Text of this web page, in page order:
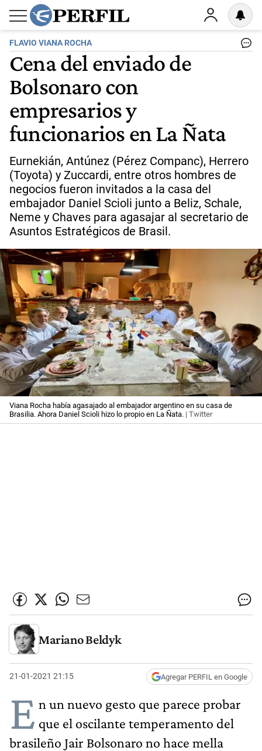
FLAVIO VIANA ROCHA
Cena del enviado de
Bolsonaro con
empresarios y
funcionarios en La Ñata
Eurnekián, Antúnez (Pérez Companc), Herrero
(Toyota) y Zuccardi, entre otros hombres de
negocios fueron invitados a la casa del
embajador Daniel Scioli junto a Beliz, Schale,
Neme y Chaves para agasajar al secretario de
Asuntos Estratégicos de Brasil.
Viana Rocha había agasajado al embajador argentino en su casa de
Brasilia. Ahora Daniel Scioli hizo lo propio en La Ñata. | Twitter
Mariano Beldyk
21-01-2021 21:15 Agregar PERFIL en Google
E n un nuevo gesto que parece probar
que el oscilante temperamento del
brasileño Jair Bolsonaro no hace mella